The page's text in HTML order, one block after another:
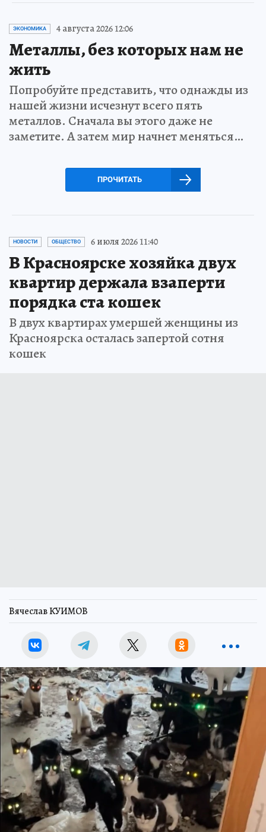
ЭКОНОМИКА 4 августа 2026 12:06
Металлы, без которых нам не
жить
Попробуйте представить, что однажды из
нашей жизни исчезнут всего пять
металлов. Сначала вы этого даже не
заметите. А затем мир начнет меняться…
ПРОЧИТАТЬ
НОВОСТИ ОБЩЕСТВО 6 июля 2026 11:40
В Красноярске хозяйка двух
квартир держала взаперти
порядка ста кошек
В двух квартирах умершей женщины из
Красноярска осталась запертой сотня
кошек
Вячеслав КУИМОВ